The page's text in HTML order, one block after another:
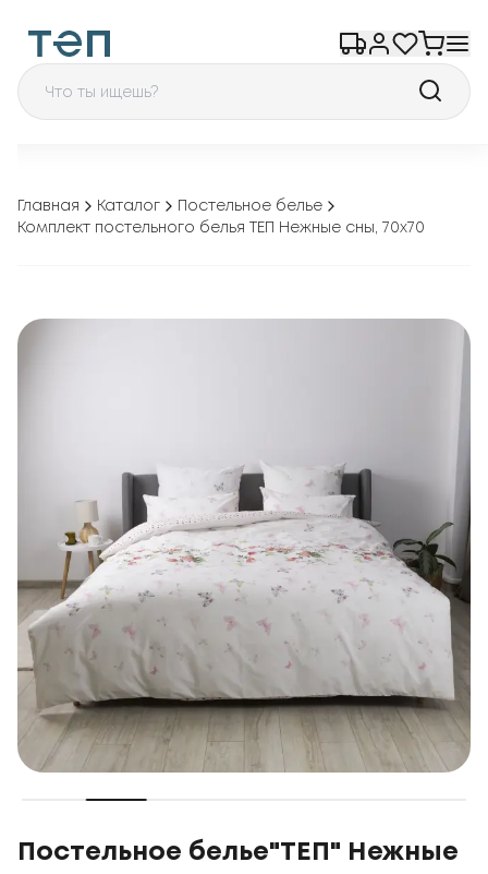
Главная Каталог
Постельное белье
Комплект постельного белья ТЕП Нежные сны, 70x70
Постельное белье"ТЕП" Нежные